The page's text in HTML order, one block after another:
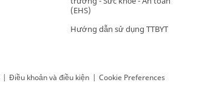
(EHS)
Hướng dẫn sử dụng TTBYT
| Điều khoản và điều kiện | Cookie Preferences